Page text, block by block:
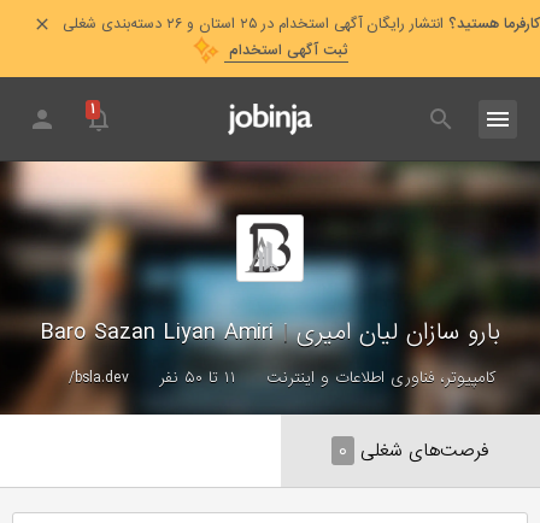
کارفرما هستید؟ انتشار رایگان آگهی استخدام در ۲۵ استان و ۲۶ دسته‌بندی شغلی
ثبت آگهی استخدام
۱
بارو سازان لیان امیری|
Baro Sazan Liyan Amiri
کامپیوتر، فناوری اطلاعات و اینترنت ۱۱ تا ۵۰ نفر bsla.dev/
فرصت‌های شغلی ۰